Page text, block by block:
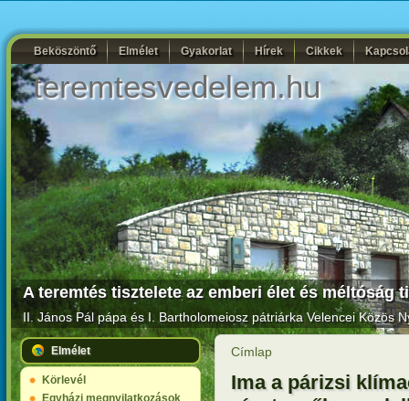
Beköszöntő Elmélet Gyakorlat Hírek Cikkek
teremtesvedelem.hu
A teremtés tisztelete az emberi élet és méltóság
II. János Pál pápa és I. Bartholomeiosz pátriárkaVelencei Közös
Elmélet
Körlevél
Egyházi megnyilatkozások
Címlap
Ima a párizsi